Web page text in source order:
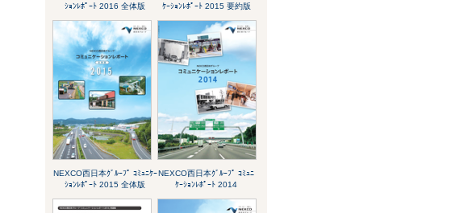
ｼｮﾝﾚﾎﾟｰﾄ 2016 全体版
ｹｰｼｮﾝﾚﾎﾟｰﾄ 2015 要約版
NEXCO西日本ｸﾞﾙｰﾌﾟ ｺﾐｭﾆｹｰ
ｼｮﾝﾚﾎﾟｰﾄ 2015 全体版
NEXCO西日本ｸﾞﾙｰﾌﾟ ｺﾐｭﾆ
ｹｰｼｮﾝﾚﾎﾟｰﾄ 2014